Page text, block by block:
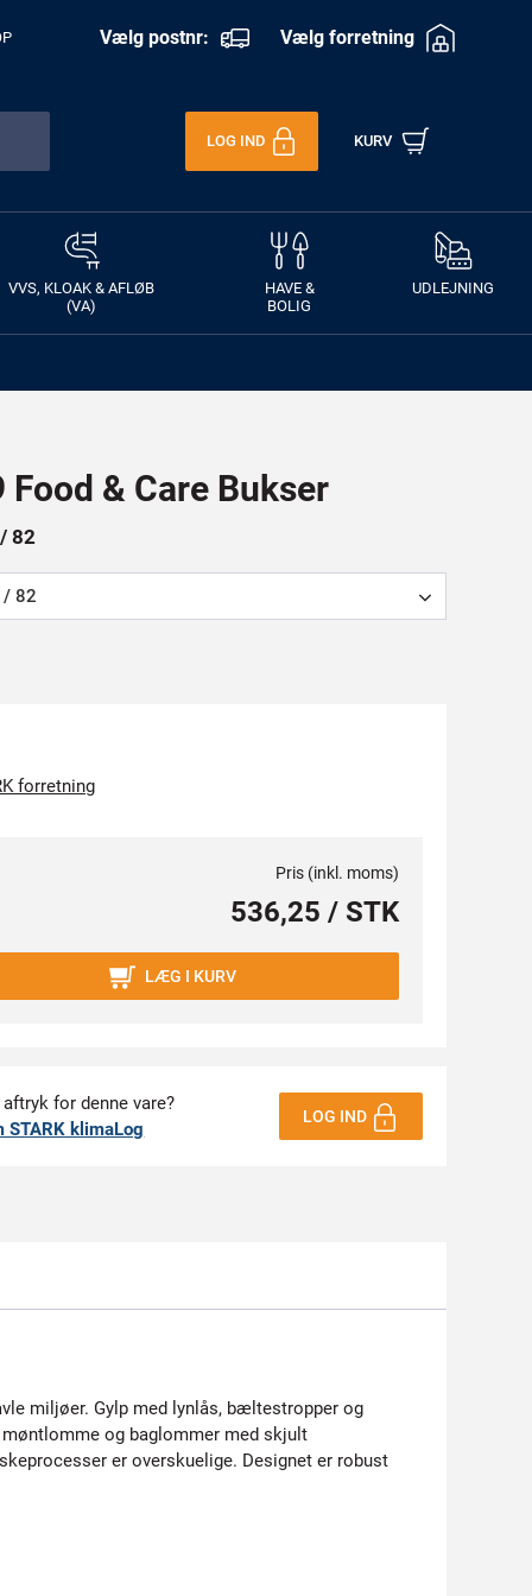
Vælg postnr: Vælg forretning
LOG IND KURV
VVS, KLOAK & AFLØB
(VA)
HAVE &
BOLIG
UDLEJNING
Food & Care Bukser
82
/ 82
forretning
Pris (inkl. moms)
536,25 / STK
LÆG I KURV
aftryk for denne vare?
STARK klimaLog
LOG IND
miljøer. Gylp med lynlås, bæltestropper og
og baglommer med skjult
er overskuelige. Designet er robust